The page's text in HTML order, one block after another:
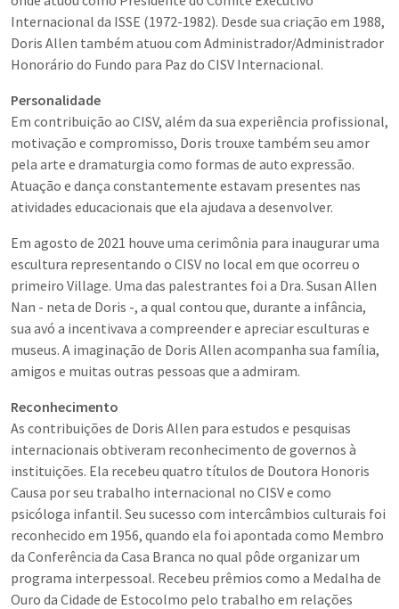
Internacional da ISSE (1972-1982). Desde sua criação em 1988,
Doris Allen também atuou com Administrador/Administrador
Honorário do Fundo para Paz do CISV Internacional.
Personalidade
Em contribuição ao CISV, além da sua experiência profissional,
motivação e compromisso, Doris trouxe também seu amor
pela arte e dramaturgia como formas de auto expressão.
Atuação e dança constantemente estavam presentes nas
atividades educacionais que ela ajudava a desenvolver.
Em agosto de 2021 houve uma cerimônia para inaugurar uma
escultura representando o CISV no local em que ocorreu o
primeiro Village. Uma das palestrantes foi a Dra. Susan Allen
Nan - neta de Doris -, a qual contou que, durante a infância,
sua avó a incentivava a compreender e apreciar esculturas e
museus. A imaginação de Doris Allen acompanha sua família,
amigos e muitas outras pessoas que a admiram.
Reconhecimento
As contribuições de Doris Allen para estudos e pesquisas
internacionais obtiveram reconhecimento de governos à
instituições. Ela recebeu quatro títulos de Doutora Honoris
Causa por seu trabalho internacional no CISV e como
psicóloga infantil. Seu sucesso com intercâmbios culturais foi
reconhecido em 1956, quando ela foi apontada como Membro
da Conferência da Casa Branca no qual pôde organizar um
programa interpessoal. Recebeu prêmios como a Medalha de
Ouro da Cidade de Estocolmo pelo trabalho em relações